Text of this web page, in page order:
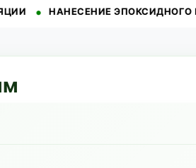
ЭПОКСИДНОГО